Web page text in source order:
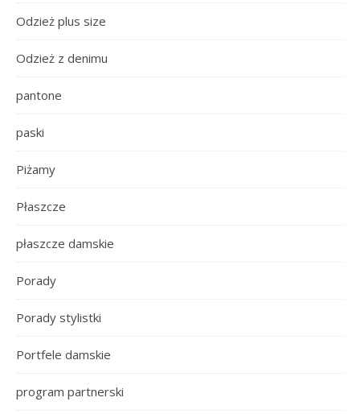
Odzież plus size
Odzież z denimu
pantone
paski
Piżamy
Płaszcze
płaszcze damskie
Porady
Porady stylistki
Portfele damskie
program partnerski